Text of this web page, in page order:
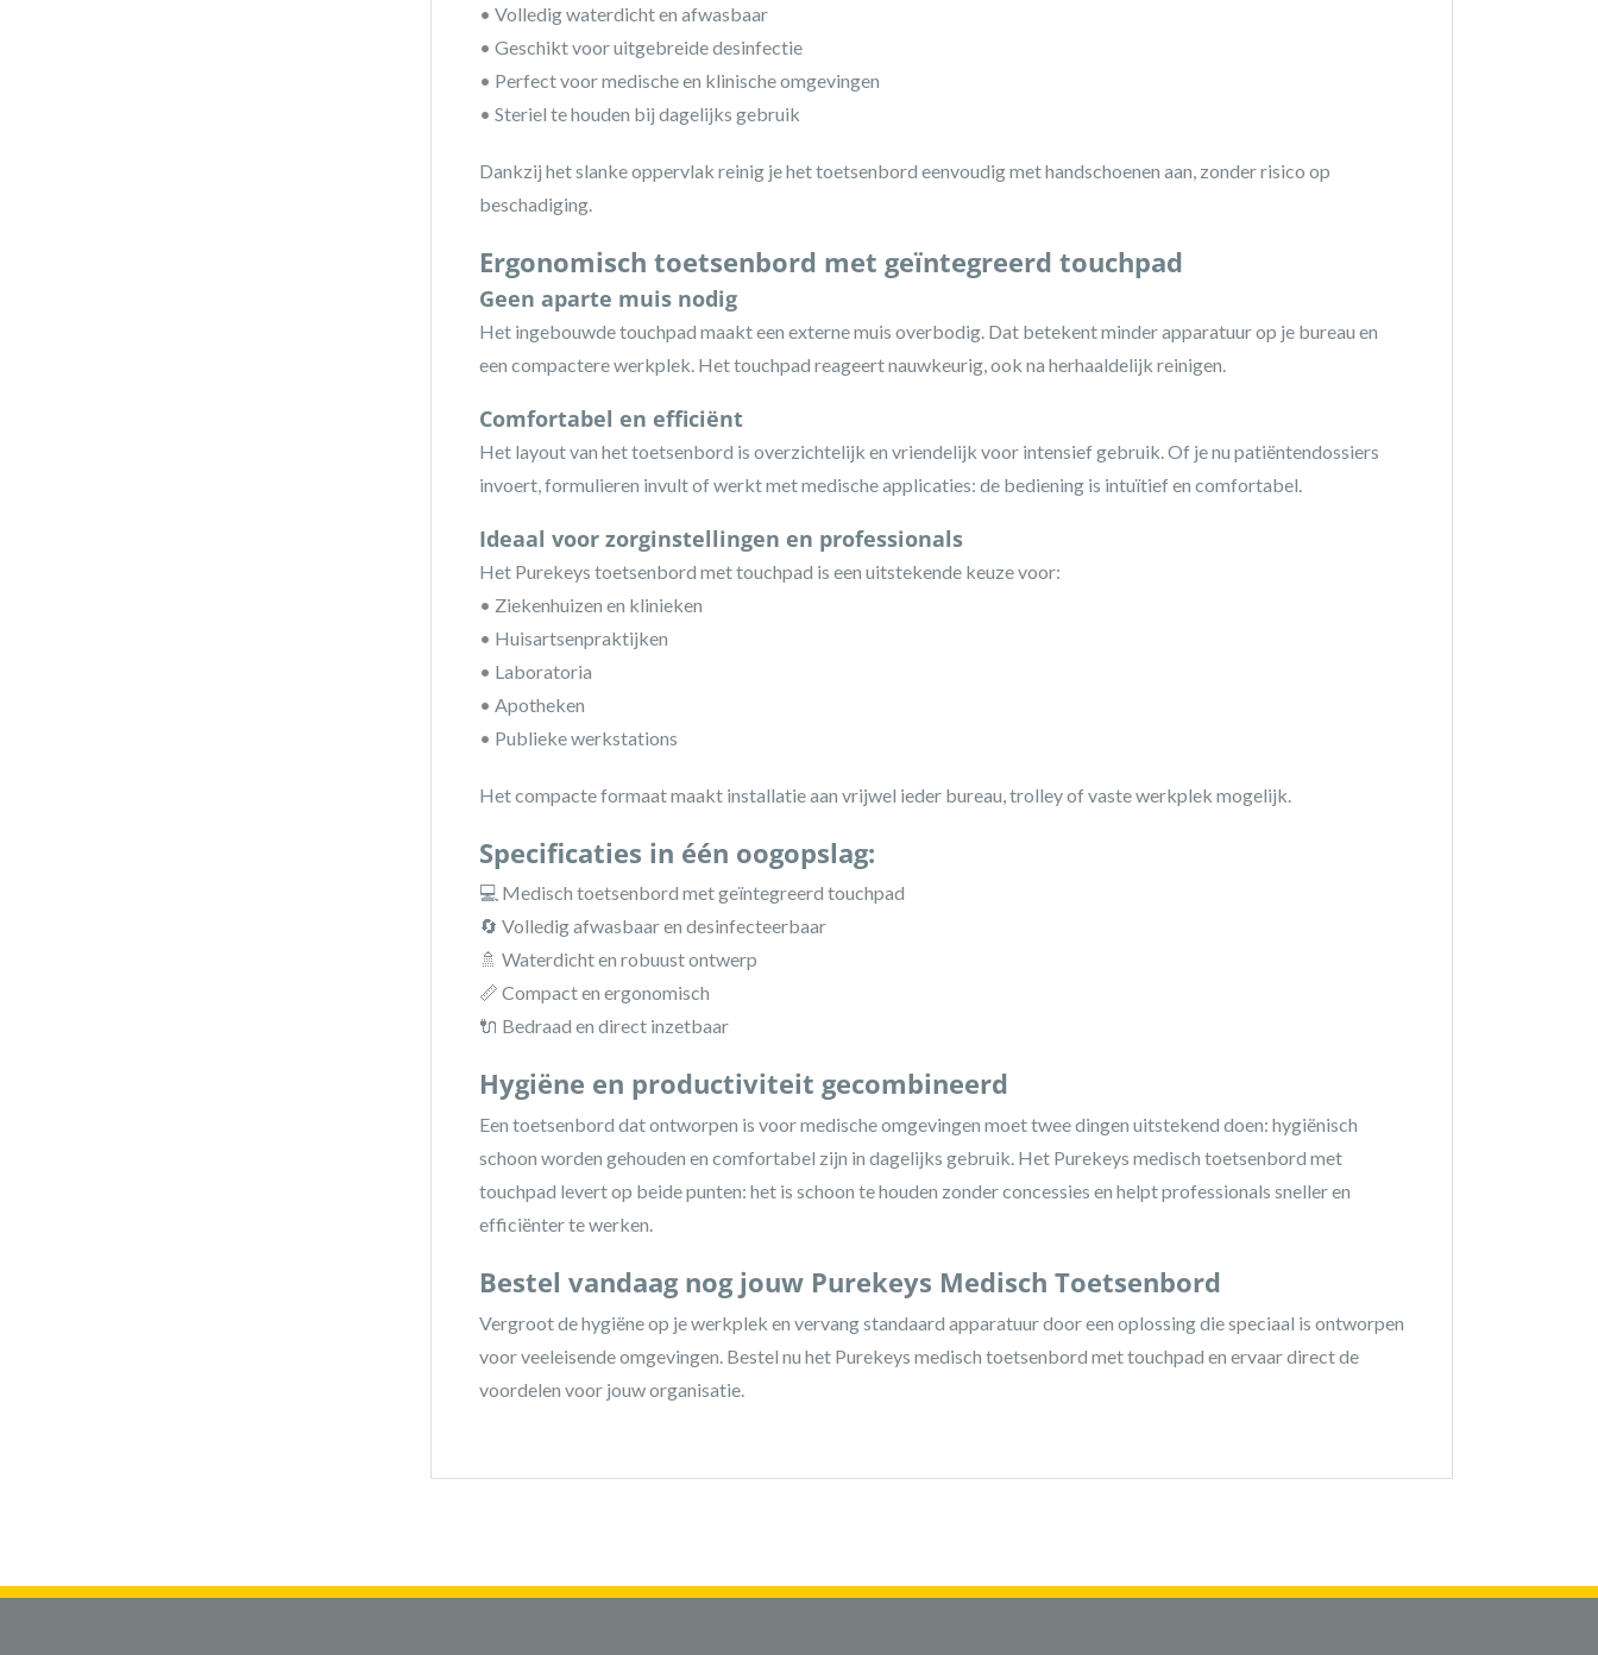
• Volledig waterdicht en afwasbaar
• Geschikt voor uitgebreide desinfectie
• Perfect voor medische en klinische omgevingen
• Steriel te houden bij dagelijks gebruik
Dankzij het slanke oppervlak reinig je het toetsenbord eenvoudig met handschoenen aan, zonder risico op
beschadiging.
Ergonomisch toetsenbord met geïntegreerd touchpad
Geen aparte muis nodig
Het ingebouwde touchpad maakt een externe muis overbodig. Dat betekent minder apparatuur op je bureau en
een compactere werkplek. Het touchpad reageert nauwkeurig, ook na herhaaldelijk reinigen.
Comfortabel en efficiënt
Het layout van het toetsenbord is overzichtelijk en vriendelijk voor intensief gebruik. Of je nu patiëntendossiers
invoert, formulieren invult of werkt met medische applicaties: de bediening is intuïtief en comfortabel.
Ideaal voor zorginstellingen en professionals
Het Purekeys toetsenbord met touchpad is een uitstekende keuze voor:
• Ziekenhuizen en klinieken
• Huisartsenpraktijken
• Laboratoria
• Apotheken
• Publieke werkstations
Het compacte formaat maakt installatie aan vrijwel ieder bureau, trolley of vaste werkplek mogelijk.
Specificaties in één oogopslag:
💻 Medisch toetsenbord met geïntegreerd touchpad
🔄 Volledig afwasbaar en desinfecteerbaar
🚿 Waterdicht en robuust ontwerp
📏 Compact en ergonomisch
🔌 Bedraad en direct inzetbaar
Hygiëne en productiviteit gecombineerd
Een toetsenbord dat ontworpen is voor medische omgevingen moet twee dingen uitstekend doen: hygiënisch
schoon worden gehouden en comfortabel zijn in dagelijks gebruik. Het Purekeys medisch toetsenbord met
touchpad levert op beide punten: het is schoon te houden zonder concessies en helpt professionals sneller en
efficiënter te werken.
Bestel vandaag nog jouw Purekeys Medisch Toetsenbord
Vergroot de hygiëne op je werkplek en vervang standaard apparatuur door een oplossing die speciaal is ontworpen
voor veeleisende omgevingen. Bestel nu het Purekeys medisch toetsenbord met touchpad en ervaar direct de
voordelen voor jouw organisatie.